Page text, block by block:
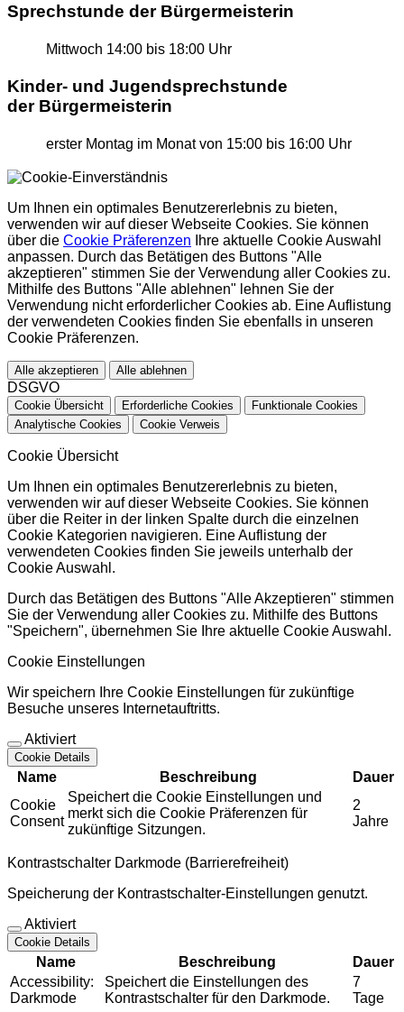
Sprechstunde der Bürgermeisterin
Mittwoch 14:00 bis 18:00 Uhr
Kinder- und Jugendsprechstunde
der Bürgermeisterin
erster Montag im Monat von 15:00 bis 16:00 Uhr
Um Ihnen ein optimales Benutzererlebnis zu bieten,
verwenden wir auf dieser Webseite Cookies. Sie können
über die Cookie Präferenzen Ihre aktuelle Cookie Auswahl
anpassen. Durch das Betätigen des Buttons "Alle
akzeptieren" stimmen Sie der Verwendung aller Cookies zu.
Mithilfe des Buttons "Alle ablehnen" lehnen Sie der
Verwendung nicht erforderlicher Cookies ab. Eine Auflistung
der verwendeten Cookies finden Sie ebenfalls in unseren
Cookie Präferenzen.
Alle akzeptieren Alle ablehnen
DSGVO
Cookie Übersicht Erforderliche Cookies
Funktionale Cookies
Analytische Cookies
Cookie Verweis
Cookie Übersicht
Um Ihnen ein optimales Benutzererlebnis zu bieten,
verwenden wir auf dieser Webseite Cookies. Sie können
über die Reiter in der linken Spalte durch die einzelnen
Cookie Kategorien navigieren. Eine Auflistung der
verwendeten Cookies finden Sie jeweils unterhalb der
Cookie Auswahl.
Durch das Betätigen des Buttons "Alle Akzeptieren" stimmen
Sie der Verwendung aller Cookies zu. Mithilfe des Buttons
"Speichern", übernehmen Sie Ihre aktuelle Cookie Auswahl.
Cookie Einstellungen
Wir speichern Ihre Cookie Einstellungen für zukünftige
Besuche unseres Internetauftritts.
Aktiviert
Cookie Details
Name Beschreibung
Dauer
Cookie
Consent
Speichert die Cookie Einstellungen und
merkt sich die Cookie Präferenzen für
zukünftige Sitzungen.
2
Jahre
Kontrastschalter Darkmode (Barrierefreiheit)
Speicherung der Kontrastschalter-Einstellungen genutzt.
Aktiviert
Cookie Details
Name Beschreibung
Dauer
Accessibility:
Darkmode
Speichert die Einstellungen des
Kontrastschalter für den Darkmode.
7
Tage